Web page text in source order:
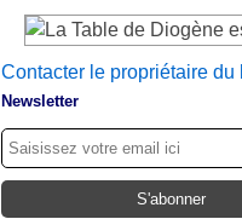
Contacter le propriétaire du
Newsletter